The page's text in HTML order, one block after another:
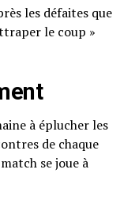
les défaites que
le coup »
à éplucher les
de chaque
se joue à